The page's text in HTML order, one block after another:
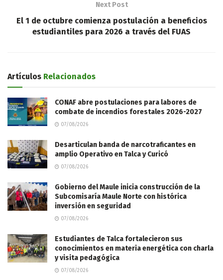
Next Post
El 1 de octubre comienza postulación a beneficios
estudiantiles para 2026 a través del FUAS
Artículos Relacionados
CONAF abre postulaciones para labores de
combate de incendios forestales 2026-2027
07/08/2026
Desarticulan banda de narcotraficantes en
amplio Operativo en Talca y Curicó
07/08/2026
Gobierno del Maule inicia construcción de la
Subcomisaría Maule Norte con histórica
inversión en seguridad
07/08/2026
Estudiantes de Talca fortalecieron sus
conocimientos en materia energética con charla
y visita pedagógica
07/08/2026